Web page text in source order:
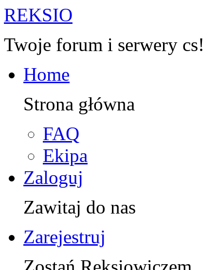
REKSIO
Twoje forum i serwery cs!
Home
Strona główna
FAQ
Ekipa
Zaloguj
Zawitaj do nas
Zarejestruj